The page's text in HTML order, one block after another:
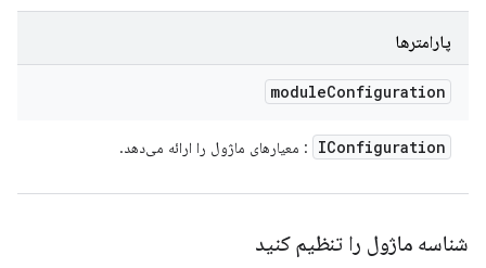
پارامترها
moduleConfiguration
IConfiguration : معیارهای ماژول را ارائه می‌دهد.
شناسه ماژول را تنظیم کنید